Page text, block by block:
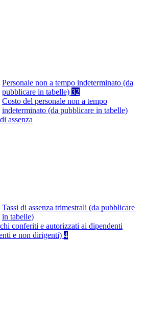
Personale non a tempo indeterminato (da
pubblicare in tabelle) 32
Costo del personale non a tempo
indeterminato (da pubblicare in tabelle)
assenza
Tassi di assenza trimestrali (da pubblicare
in tabelle)
conferiti e autorizzati ai dipendenti
e non dirigenti) 4